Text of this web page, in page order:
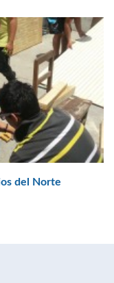
del Norte